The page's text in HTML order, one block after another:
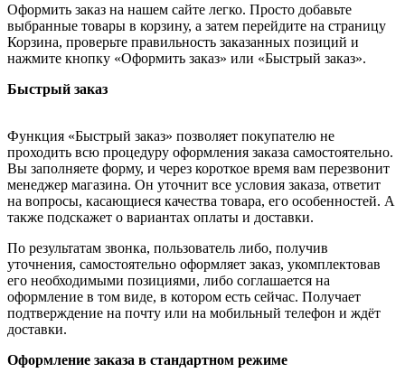
Оформить заказ на нашем сайте легко. Просто добавьте
выбранные товары в корзину, а затем перейдите на страницу
Корзина, проверьте правильность заказанных позиций и
нажмите кнопку «Оформить заказ» или «Быстрый заказ».
Быстрый заказ
Функция «Быстрый заказ» позволяет покупателю не
проходить всю процедуру оформления заказа самостоятельно.
Вы заполняете форму, и через короткое время вам перезвонит
менеджер магазина. Он уточнит все условия заказа, ответит
на вопросы, касающиеся качества товара, его особенностей. А
также подскажет о вариантах оплаты и доставки.
По результатам звонка, пользователь либо, получив
уточнения, самостоятельно оформляет заказ, укомплектовав
его необходимыми позициями, либо соглашается на
оформление в том виде, в котором есть сейчас. Получает
подтверждение на почту или на мобильный телефон и ждёт
доставки.
Оформление заказа в стандартном режиме